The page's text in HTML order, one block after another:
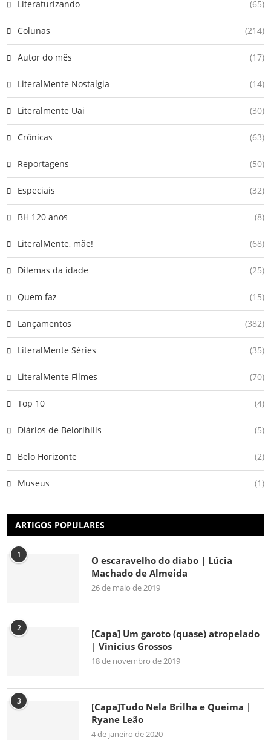
Literaturizando (65)
Colunas (214)
Autor do mês (17)
LiteralMente Nostalgia (14)
Literalmente Uai (30)
Crônicas (63)
Reportagens (50)
Especiais (32)
BH 120 anos (8)
LiteralMente, mãe! (68)
Dilemas da idade (25)
Quem faz (15)
Lançamentos (382)
LiteralMente Séries (35)
LiteralMente Filmes (70)
Top 10 (4)
Diários de Belorihills (5)
Belo Horizonte (2)
Museus (1)
ARTIGOS POPULARES
1
O escaravelho do diabo | Lúcia
Machado de Almeida
26 de maio de 2019
2
[Capa] Um garoto (quase) atropelado
| Vinicius Grossos
18 de novembro de 2019
3
[Capa]Tudo Nela Brilha e Queima |
Ryane Leão
4 de janeiro de 2020